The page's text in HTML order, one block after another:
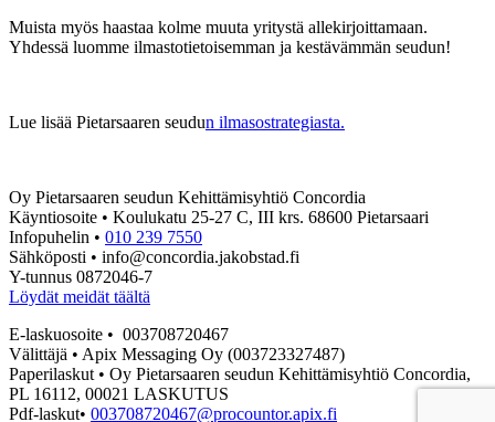
Muista myös haastaa kolme muuta yritystä allekirjoittamaan.
Yhdessä luomme ilmastotietoisemman ja kestävämmän seudun!
Lue lisää Pietarsaaren seudun ilmasostrategiasta.
Oy Pietarsaaren seudun Kehittämisyhtiö Concordia
Käyntiosoite • Koulukatu 25-27 C, III krs. 68600 Pietarsaari
Infopuhelin • 010 239 7550
Sähköposti • info@concordia.jakobstad.fi
Y-tunnus 0872046-7
Löydät meidät täältä
E-laskuosoite • 003708720467
Välittäjä • Apix Messaging Oy (003723327487)
Paperilaskut • Oy Pietarsaaren seudun Kehittämisyhtiö Concordia,
PL 16112, 00021 LASKUTUS
Pdf-laskut• 003708720467@procountor.apix.fi